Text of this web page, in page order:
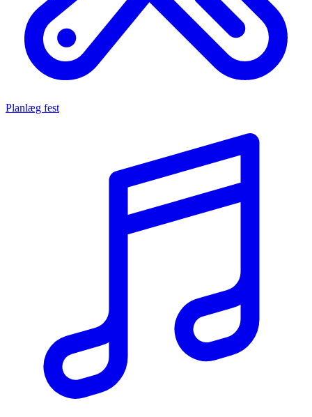
Planlæg fest